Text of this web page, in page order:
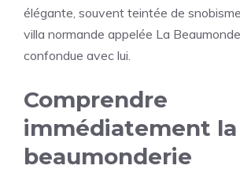
élégante, souvent teintée de
villa normande appelée La
confondue avec lui.
Comprendre
immédiatement la
beaumonderie